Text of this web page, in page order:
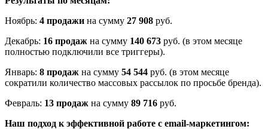
Ноябрь: 4 продажи на сумму 27 908 руб.
Декабрь: 16 продаж на сумму 140 673 руб. (в этом месяце
полностью подключили все триггеры).
Январь: 8 продаж на сумму 54 544 руб. (в этом месяце
сократили количество массовых рассылок по просьбе бренда).
Февраль: 13 продаж на сумму 89 716 руб.
Наш подход к эффективной работе с email-маркетингом: